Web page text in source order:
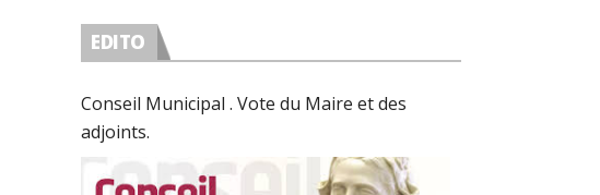
EDITO
Conseil Municipal . Vote du Maire et des
adjoints.